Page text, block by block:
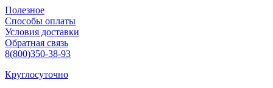
Полезное
Способы оплаты
Условия доставки
Обратная связь
8(800)350-38-93
Круглосуточно